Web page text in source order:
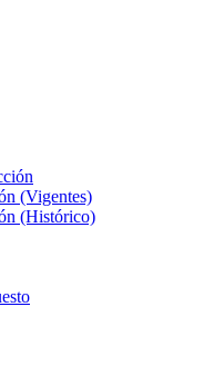
(Vigentes)
(Histórico)